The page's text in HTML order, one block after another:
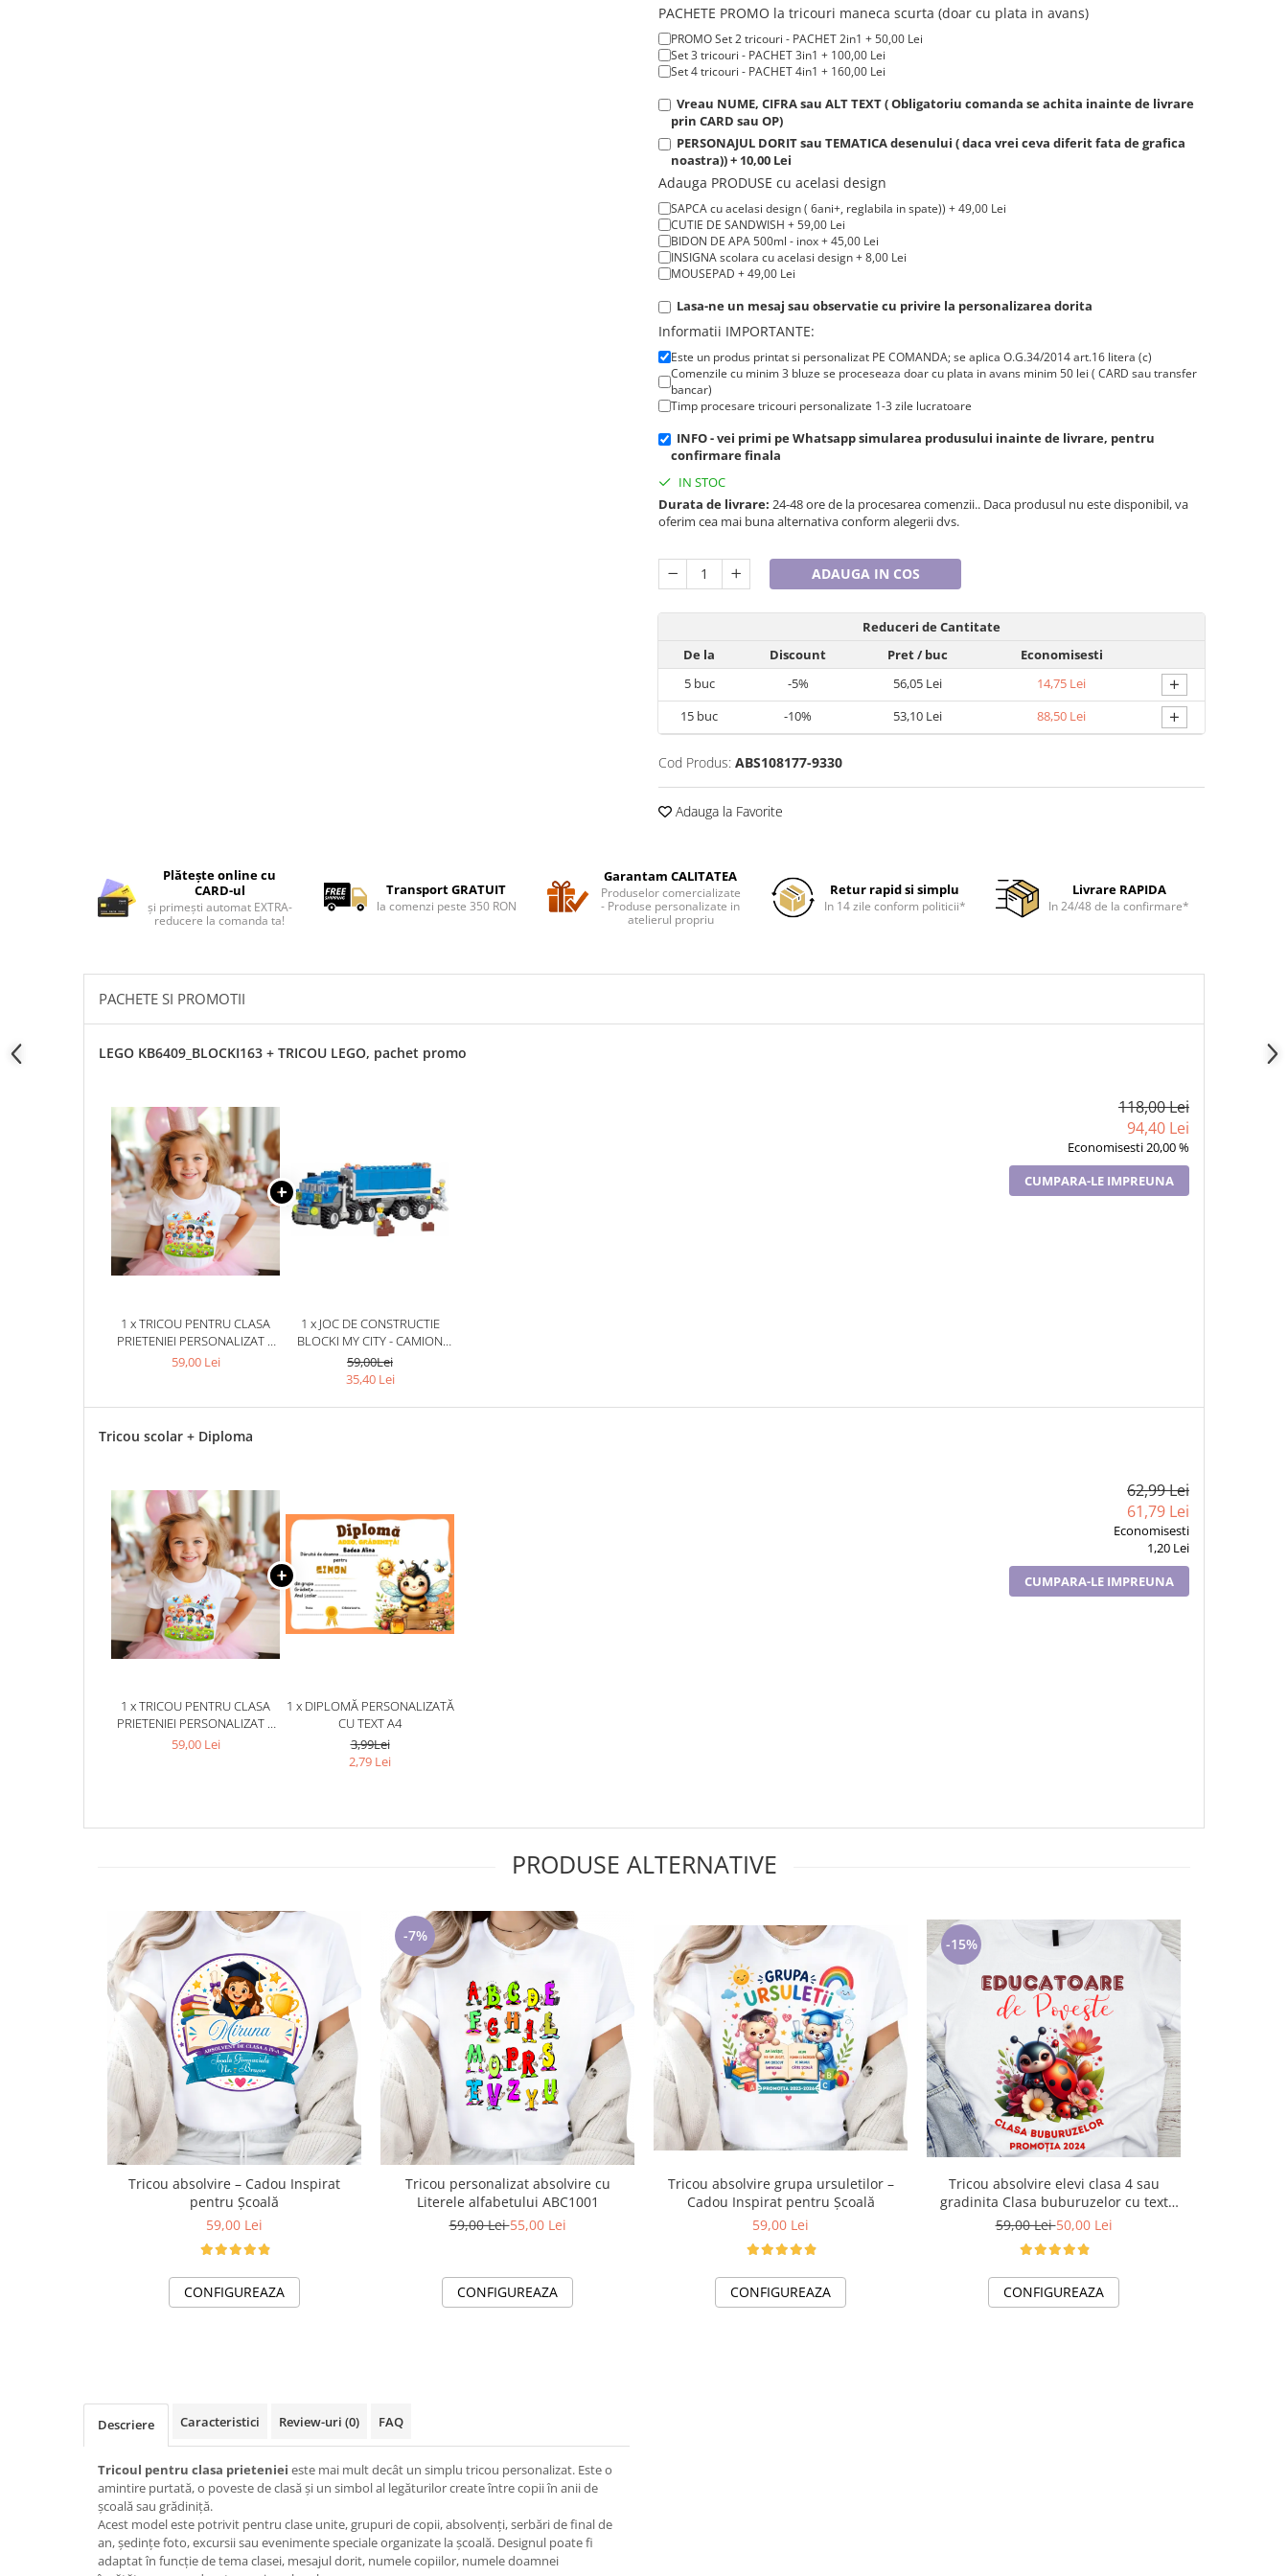
Cadouri pentru Sfânta Maria
PACHETE PROMO la tricouri maneca scurta (doar cu plata in avans)
PROMO Set 2 tricouri - PACHET 2in1 + 50,00 Lei
Set 3 tricouri - PACHET 3in1 + 100,00 Lei
Set 4 tricouri - PACHET 4in1 + 160,00 Lei
Vreau NUME, CIFRA sau ALT TEXT ( Obligatoriu comanda se achita inainte de livrare
prin CARD sau OP)
PERSONAJUL DORIT sau TEMATICA desenului ( daca vrei ceva diferit fata de grafica
noastra)) + 10,00 Lei
Adauga PRODUSE cu acelasi design
SAPCA cu acelasi design ( 6ani+, reglabila in spate)) + 49,00 Lei
CUTIE DE SANDWISH + 59,00 Lei
BIDON DE APA 500ml - inox + 45,00 Lei
INSIGNA scolara cu acelasi design + 8,00 Lei
MOUSEPAD + 49,00 Lei
Lasa-ne un mesaj sau observatie cu privire la personalizarea dorita
Informatii IMPORTANTE:
Este un produs printat si personalizat PE COMANDA; se aplica O.G.34/2014 art.16 litera (c)
Comenzile cu minim 3 bluze se proceseaza doar cu plata in avans minim 50 lei ( CARD sau transfer
bancar)
Timp procesare tricouri personalizate 1-3 zile lucratoare
INFO - vei primi pe Whatsapp simularea produsului inainte de livrare, pentru
confirmare finala
IN STOC
Durata de livrare: 24-48 ore de la procesarea comenzii.. Daca produsul nu este disponibil, va
oferim cea mai buna alternativa conform alegerii dvs.
ADAUGA IN COS
Reduceri de Cantitate
De la
Discount Pret/ buc
Economisesti
5buc -5% 56,05 Lei 14,75 Lei +
15 buc -10% 53,10 Lei 88,50 Lei +
Cod Produs: ABS108177-9330
Adauga la Favorite
Plătește online cu
CARD-ul
și primești automat EXTRA-
reducere la comanda ta!
Transport GRATUIT
la comenzi peste 350 RON
Garantam CALITATEA
Produselor comercializate
- Produse personalizate in
atelierul propriu
Retur rapid si simplu
In 14 zile conform politicii*
Livrare RAPIDA
In 24/48 de la confirmare*
PACHETE SI PROMOTII
LEGO KB6409_BLOCKI163 + TRICOU LEGO, pachet promo
1 x TRICOU PENTRU CLASA
PRIETENIEI PERSONALIZAT –
CADOU INSPIRAT PENTRU
59,00 Lei
1 x JOC DE CONSTRUCTIE
BLOCKI MY CITY - CAMION
(163 PIESE)
59,00Lei
35,40 Lei
118,00 Lei
94,40 Lei
Economisesti 20,00 %
CUMPARA-LE IMPREUNA
Tricou scolar + Diploma
1 x TRICOU PENTRU CLASA
PRIETENIEI PERSONALIZAT –
CADOU INSPIRAT PENTRU
59,00 Lei
1 x DIPLOMĂ PERSONALIZATĂ
CU TEXT A4
3,99Lei
2,79 Lei
62,99 Lei
61,79 Lei
Economisesti
1,20 Lei
CUMPARA-LE IMPREUNA
PRODUSE ALTERNATIVE
Tricou absolvire – Cadou Inspirat
pentru Școală
59,00 Lei
CONFIGUREAZA
-7%
Tricou personalizat absolvire cu
Literele alfabetului ABC1001
59,00 Lei55,00 Lei
CONFIGUREAZA
Tricou absolvire grupa ursuletilor –
Cadou Inspirat pentru Școală
59,00 Lei
CONFIGUREAZA
-15%
Tricou absolvire elevi clasa 4 sau
gradinita Clasa buburuzelor cu text
sau poze ABS1068
59,00 Lei50,00 Lei
CONFIGUREAZA
Descriere Caracteristici Review-uri (0) FAQ
Tricoul pentru clasa prieteniei este mai mult decât un simplu tricou personalizat. Este o
amintire purtată, o poveste de clasă și un simbol al legăturilor create între copii în anii de
școală sau grădiniță.
Acest model este potrivit pentru clase unite, grupuri de copii, absolvenți, serbări de final de
an, ședințe foto, excursii sau evenimente speciale organizate la școală. Designul poate fi
adaptat în funcție de tema clasei, mesajul dorit, numele copiilor, numele doamnei